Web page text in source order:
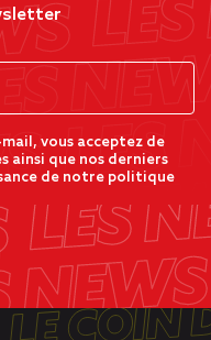
vous acceptez de
ainsi que nos derniers
de notre politique